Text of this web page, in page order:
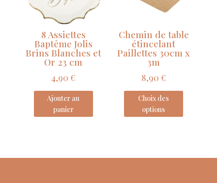
8 Assiettes
Baptême Jolis
Brins Blanches et
Or 23 cm
4,90 €
Ajouter au
panier
Chemin de table
étincelant
Paillettes 30cm x
3m
8,90 €
Choix des
options